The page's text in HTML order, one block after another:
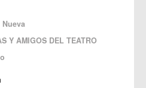
Y AMIGOS DEL TEATRO